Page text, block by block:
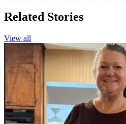
Related Stories
View all